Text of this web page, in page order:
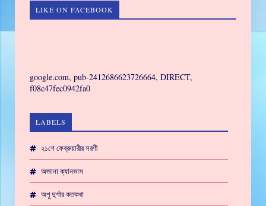
LIKE ON FACEBOOK
google.com, pub-2412686623726664, DIRECT,
f08c47fec0942fa0
LABELS
২১শে ফেব্রুয়ারীর সরণী
অজানা ক্যানভাস
অপু দুর্গার কতকথা